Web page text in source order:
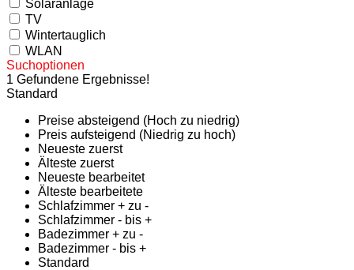
Solaranlage
TV
Wintertauglich
WLAN
Suchoptionen
1 Gefundene Ergebnisse!
Standard
Preise absteigend (Hoch zu niedrig)
Preis aufsteigend (Niedrig zu hoch)
Neueste zuerst
Älteste zuerst
Neueste bearbeitet
Älteste bearbeitete
Schlafzimmer + zu -
Schlafzimmer - bis +
Badezimmer + zu -
Badezimmer - bis +
Standard